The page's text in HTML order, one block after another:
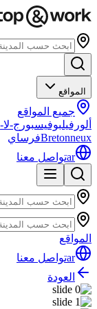
المواقع
جميع المواقع
ألورفيلبوفيسبورج-
Bretonneuxفرساي
arتواصل معنا
المواقع
arتواصل معنا
العودة